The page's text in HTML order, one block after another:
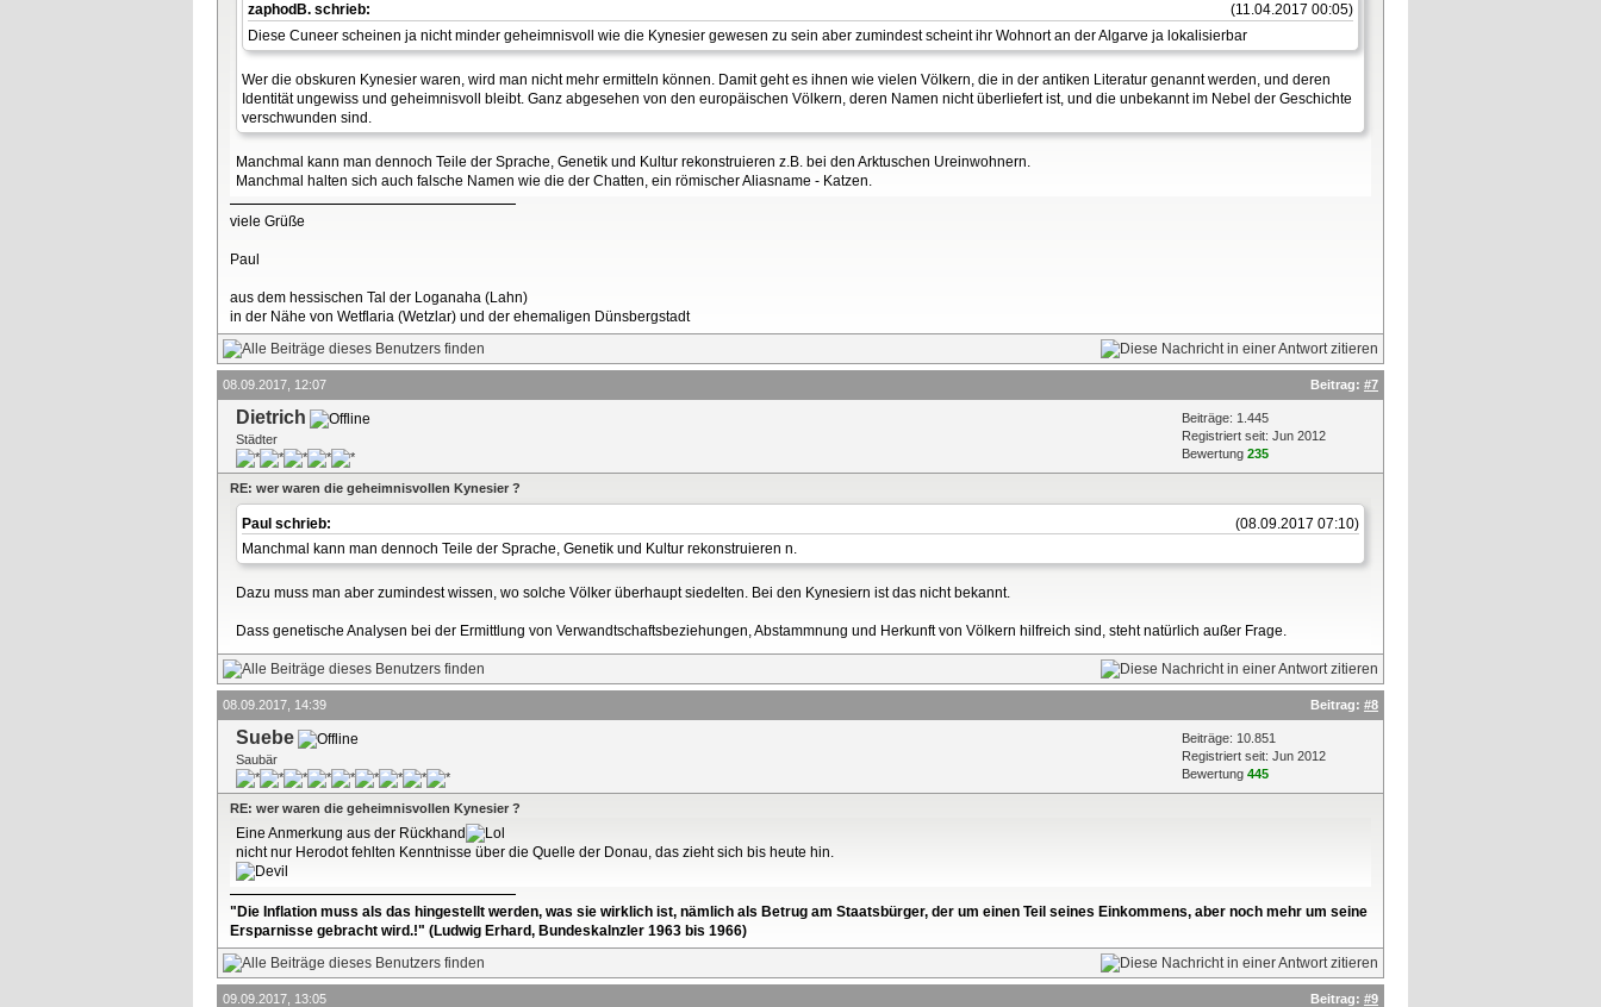
(11.04.2017 00:05)
zaphodB. schrieb:
Diese Cuneer scheinen ja nicht minder geheimnisvoll wie die Kynesier gewesen zu sein aber zumindest scheint ihr Wohnort an der Algarve ja lokalisierbar
Wer die obskuren Kynesier waren, wird man nicht mehr ermitteln können. Damit geht es ihnen wie vielen Völkern, die in der antiken Literatur genannt werden, und deren
Identität ungewiss und geheimnisvoll bleibt. Ganz abgesehen von den europäischen Völkern, deren Namen nicht überliefert ist, und die unbekannt im Nebel der Geschichte
verschwunden sind.
Manchmal kann man dennoch Teile der Sprache, Genetik und Kultur rekonstruieren z.B. bei den Arktuschen Ureinwohnern.
Manchmal halten sich auch falsche Namen wie die der Chatten, ein römischer Aliasname - Katzen.
viele Grüße
Paul
aus dem hessischen Tal der Loganaha (Lahn)
in der Nähe von Wetflaria (Wetzlar) und der ehemaligen Dünsbergstadt
08.09.2017, 12:07 Beitrag: #7
Dietrich
Städter
Beiträge: 1.445
Registriert seit: Jun 2012
Bewertung 235
RE: wer waren die geheimnisvollen Kynesier ?
(08.09.2017 07:10)
Paul schrieb:
Manchmal kann man dennoch Teile der Sprache, Genetik und Kultur rekonstruieren n.
Dazu muss man aber zumindest wissen, wo solche Völker überhaupt siedelten. Bei den Kynesiern ist das nicht bekannt.
Dass genetische Analysen bei der Ermittlung von Verwandtschaftsbeziehungen, Abstammnung und Herkunft von Völkern hilfreich sind, steht natürlich außer Frage.
08.09.2017, 14:39 Beitrag: #8
Suebe
Saubär
Beiträge: 10.851
Registriert seit: Jun 2012
Bewertung 445
RE: wer waren die geheimnisvollen Kynesier ?
Eine Anmerkung aus der Rückhand
nicht nur Herodot fehlten Kenntnisse über die Quelle der Donau, das zieht sich bis heute hin.
"Die Inflation muss als das hingestellt werden, was sie wirklich ist, nämlich als Betrug am Staatsbürger, der um einen Teil seines Einkommens, aber noch mehr um seine
Ersparnisse gebracht wird.!" (Ludwig Erhard, Bundeskalnzler 1963 bis 1966)
09.09.2017, 13:05 Beitrag: #9